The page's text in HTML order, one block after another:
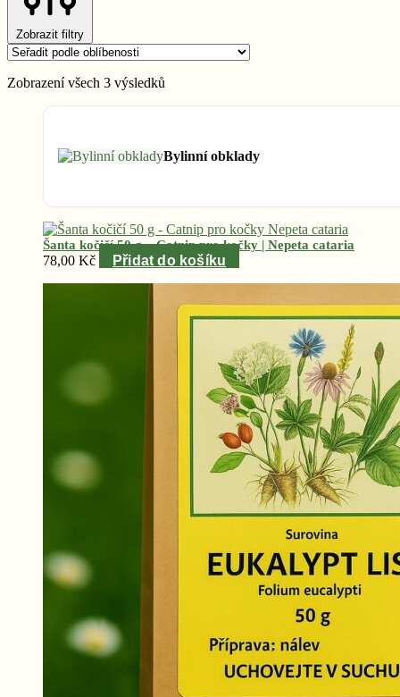
Zobrazit filtry
Zobrazení všech 3 výsledků
Bylinní obklady
Šanta kočičí 50 g – Catnip pro kočky | Nepeta cataria
78,00 Kč Přidat do košíku